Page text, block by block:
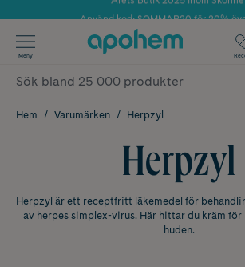
Använd kod: SOMMAR20 för 20%
✓ Fri frakt
✓ Poäng på alla köp*
Meny
Hem Varumärken Herpzyl
Herpzyl
Herpzyl är ett receptfritt läkemedel för
av herpes simplex-virus. Här hittar du kräm för
huden.